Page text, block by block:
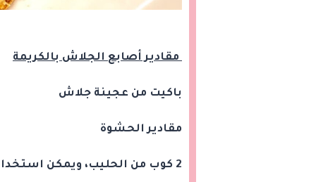
مقادير أصابع الجلاش بالكريمة
باكيت من عجينة جلاش
مقادير الحشوة
2 كوب من الحليب، ويمكن استخدام كوب حليب وكوب من المياه.